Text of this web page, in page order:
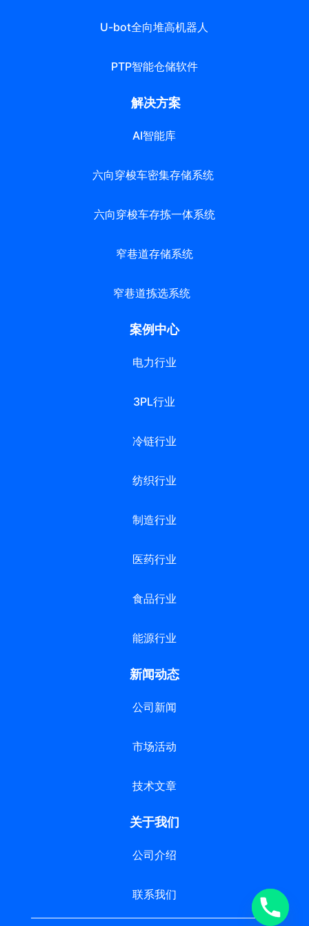
U-bot全向堆高机器人
PTP智能仓储软件
解决方案
AI智能库
六向穿梭车密集存储系统
六向穿梭车存拣一体系统
窄巷道存储系统
窄巷道拣选系统
案例中心
电力行业
3PL行业
冷链行业
纺织行业
制造行业
医药行业
食品行业
能源行业
新闻动态
公司新闻
市场活动
技术文章
关于我们
公司介绍
联系我们